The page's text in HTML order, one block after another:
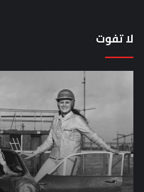
لا تفوت
لماذا
من
المشاركة
في
لومان